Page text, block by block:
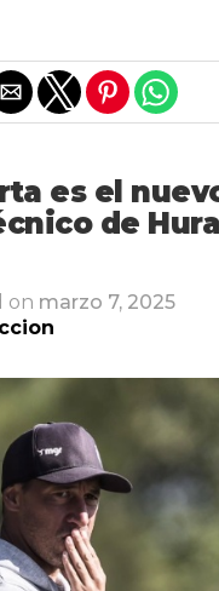
es el
de
on marzo 7, 2025